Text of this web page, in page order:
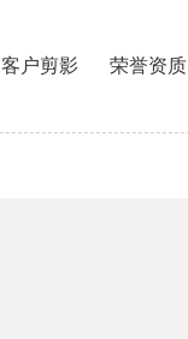
客户剪影 荣誉资质